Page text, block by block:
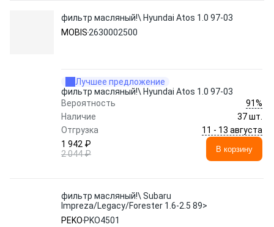
фильтр масляный!\ Hyundai Atos 1.0 97-03
MOBIS 2630002500
Лучшее предложение
фильтр масляный!\ Hyundai Atos 1.0 97-03
Вероятность
91%
Наличие
37 шт.
Отгрузка
11 - 13 августа
1 942 ₽
2 044 ₽
В корзину
фильтр масляный!\ Subaru
Impreza/Legacy/Forester 1.6-2.5 89>
PEKO PKO4501